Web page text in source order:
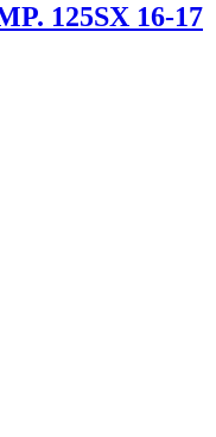
125SX 16-17